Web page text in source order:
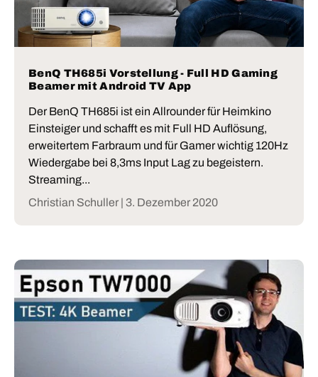
BenQ TH685i Vorstellung - Full HD Gaming
Beamer mit Android TV App
Der BenQ TH685i ist ein Allrounder für Heimkino
Einsteiger und schafft es mit Full HD Auflösung,
erweitertem Farbraum und für Gamer wichtig 120Hz
Wiedergabe bei 8,3ms Input Lag zu begeistern.
Streaming...
Christian Schuller | 3. Dezember 2020